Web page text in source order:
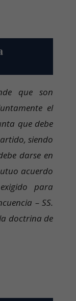
que son
el
que debe
siendo
darse en
acuerdo
para
– SS.
doctrina de